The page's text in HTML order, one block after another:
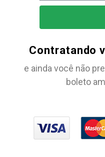
Contratando
e ainda você não
boleto